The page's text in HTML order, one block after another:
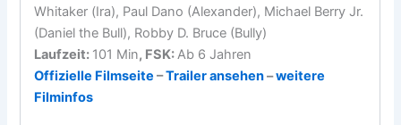
Whitaker (Ira), Paul Dano (Alexander), Michael Berry Jr.
(Daniel the Bull), Robby D. Bruce (Bully)
Laufzeit: 101 Min, FSK:Ab 6 Jahren
Offizielle Filmseite–Trailer ansehen–weitere
Filminfos